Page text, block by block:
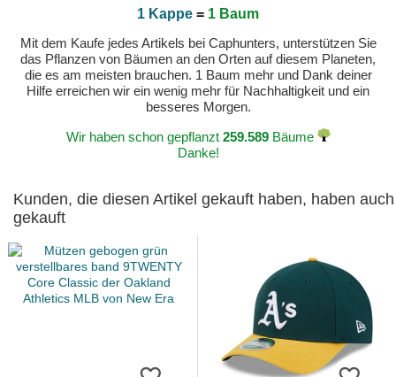
1 Kappe = 1 Baum
Mit dem Kaufe jedes Artikels bei Caphunters, unterstützen Sie
das Pflanzen von Bäumen an den Orten auf diesem Planeten,
die es am meisten brauchen. 1 Baum mehr und Dank deiner
Hilfe erreichen wir ein wenig mehr für Nachhaltigkeit und ein
besseres Morgen.
Wir haben schon gepflanzt 259.589Bäume
Danke!
Kunden, die diesen Artikel gekauft haben, haben auch
gekauft